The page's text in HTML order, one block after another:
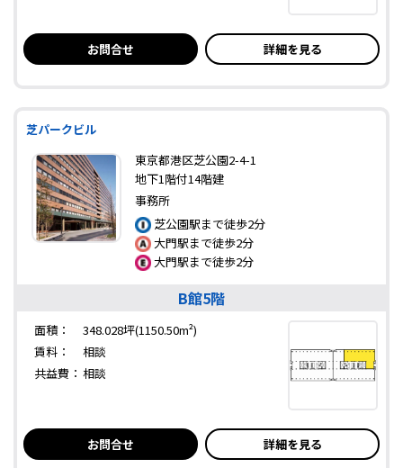
お問合せ 詳細を見る
芝パークビル
東京都港区芝公園2-4-1
地下1階付14階建
事務所
芝公園駅まで徒歩2分
大門駅まで徒歩2分
大門駅まで徒歩2分
B館5階
面積：
348.028坪(1150.50m²)
賃料：
相談
共益費： 相談
お問合せ 詳細を見る